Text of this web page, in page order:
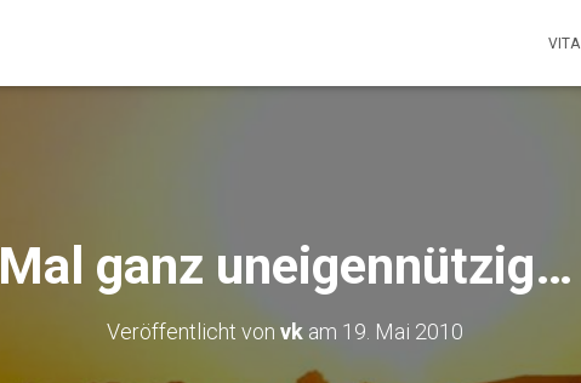
VITA
Mal ganz uneigennützig…
Veröffentlicht von vk am 19. Mai 2010